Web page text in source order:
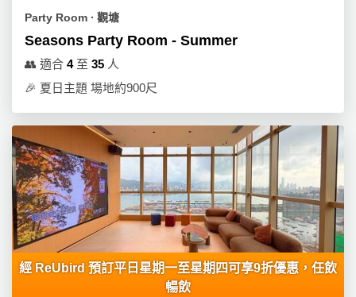
Party Room ∙ 觀塘
Seasons Party Room - Summer
👥 適合 4至 35 人
🎉 夏日主題 場地約900尺
經 ReUbird 預訂平日星期一至星期四可享9折優惠，任飲
暢飲